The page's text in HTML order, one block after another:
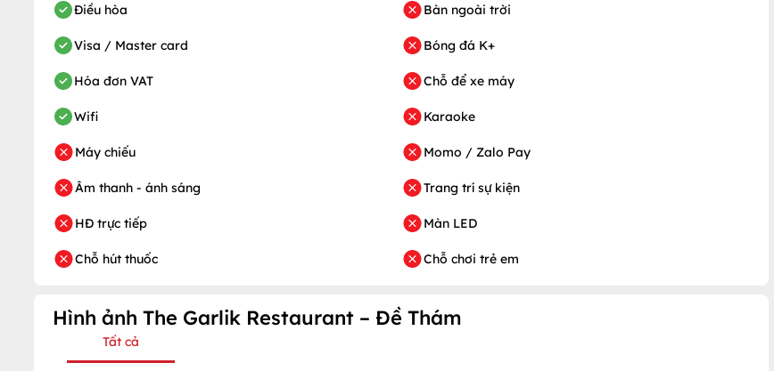
Điều hòa
Visa / Master card
Hóa đơn VAT
Wifi
Máy chiếu
Âm thanh - ánh sáng
HĐ trực tiếp
Chỗ hút thuốc
Bàn ngoài trời
Bóng đá K+
Chỗ để xe máy
Karaoke
Momo / Zalo Pay
Trang trí sự kiện
Màn LED
Chỗ chơi trẻ em
Hình ảnh The Garlik Restaurant – Đề Thám
Tất cả